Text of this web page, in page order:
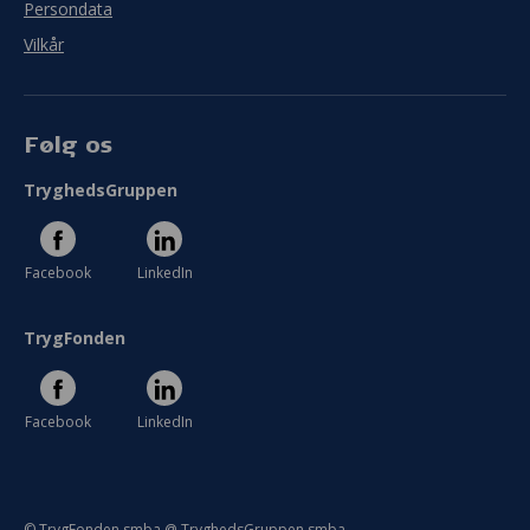
Persondata
Vilkår
Følg os
TryghedsGruppen
Facebook LinkedIn
TrygFonden
Facebook LinkedIn